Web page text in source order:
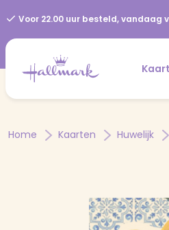
Voor 22.00 uur besteld, vandaag
Home Kaarten Huwelijk